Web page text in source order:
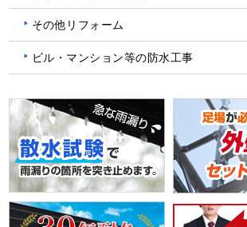
その他リフォーム
ビル・マンション等の防水工事